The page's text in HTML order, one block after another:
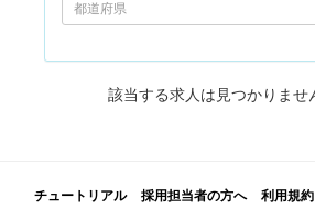
都道府県
該当する求人は見つかりませ
チュートリアル 採用担当者の方へ 利用規約